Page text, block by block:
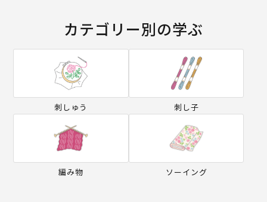
カテゴリー別の学ぶ
刺しゅう 刺し子
編み物 ソーイング